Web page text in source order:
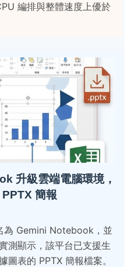
編排與整體速度上優於
升級雲端電腦環境，
簡報
Gemini Notebook，並
測顯示，該平台已支援生
圖表的 PPTX 簡報檔案。